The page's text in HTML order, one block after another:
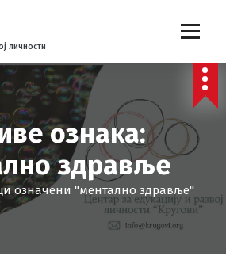
личности
ознака:
здравље
означени "ментално здравље"